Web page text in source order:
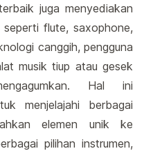
juga menyediakan
flute, saxophone,
canggih, pengguna
musik tiup atau gesek
Hal ini
menjelajahi berbagai
elemen unik ke
pilihan instrumen,